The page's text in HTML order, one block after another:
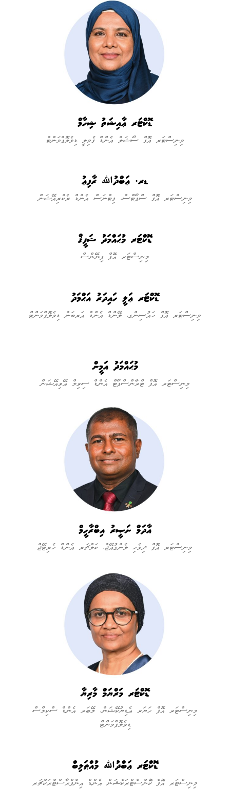
ޑޮކްޓަރ ޢާއިޝަތު ޝިހާމް
މިނިސްޓަރ އޮފް ސޯޝަލް އެންޑް ފެމިލީ ޑިވެލޮޕްމަންޓް
ޑރ. ޢަބްދުﷲ ރާފިޢު
މިނިސްޓަރ އޮފް ސްޕޯޓްސް، ފިޓްނަސް އެންޑް ރެކްރިއޭޝަން
ޑޮކްޓަރ މުޙައްމަދު ޝަފީޤް
މިނިސްޓަރ އޮފް ފިނޭންސް
ޑޮކްޓަރ ޢަލީ ހައިދަރު އަޙްމަދު
މިނިސްޓަރ އޮފް ހައުސިންގ، ލޭންޑް އެންޑް އަރބަން ޑިވެލޮޕްމަންޓް
މުޙައްމަދު އަމީން
މިނިސްޓަރ އޮފް ޓްރާންސްޕޯޓް އެންޑް ސިވިލް އޭވިއޭޝަން
އާދަމް ނަޞީރު އިބްރާހީމް
މިނިސްޓަރ އޮފް ދިވެހި ލެންގުއޭޖް، ކަލްޗަރ އެންޑް ހެރިޓޭޖް
ޑޮކްޓަރ މަރްޔަމް މާރިޔާ
މިނިސްޓަރ އޮފް ހަޔަރ އެޑިޔުކޭޝަން، ލޭބަރ އެންޑް ސްކިލްސް
ޑިވެލޮޕްމަންޓް
ޑޮކްޓަރ ޢަބްދުﷲ މުއްޠަލިބް
މިނިސްޓަރ އޮފް ކޮންސްޓްރަކްޝަން އެންޑް އިންފްރާސްޓްރަކްޗަރ